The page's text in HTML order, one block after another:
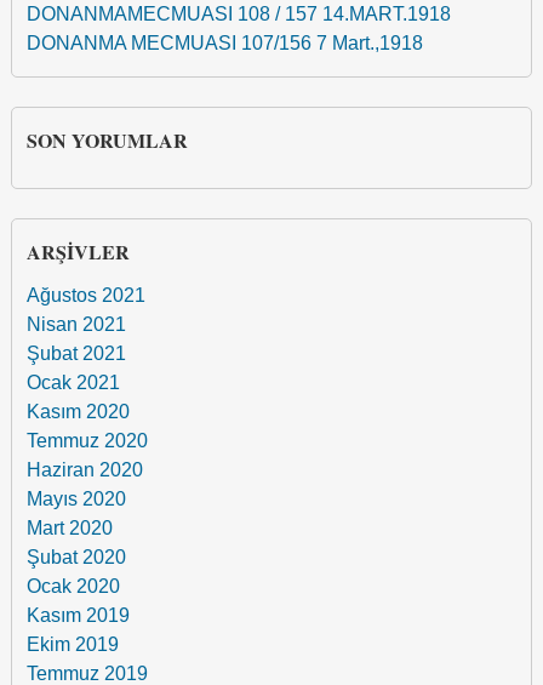
DONANMAMECMUASI 108 / 157 14.MART.1918
DONANMA MECMUASI 107/156 7 Mart.,1918
SON YORUMLAR
ARŞIVLER
Ağustos 2021
Nisan 2021
Şubat 2021
Ocak 2021
Kasım 2020
Temmuz 2020
Haziran 2020
Mayıs 2020
Mart 2020
Şubat 2020
Ocak 2020
Kasım 2019
Ekim 2019
Temmuz 2019